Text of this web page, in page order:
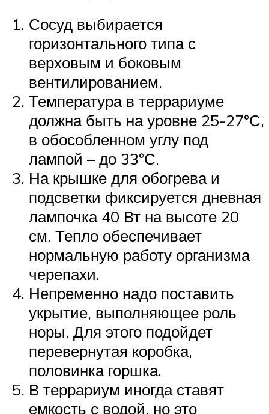
Сосуд выбирается
горизонтального типа с
верховым и боковым
вентилированием.
Температура в террариуме
должна быть на уровне 25-27°С,
в обособленном углу под
лампой – до 33°С.
На крышке для обогрева и
подсветки фиксируется дневная
лампочка 40 Вт на высоте 20
см. Тепло обеспечивает
нормальную работу организма
черепахи.
Непременно надо поставить
укрытие, выполняющее роль
норы. Для этого подойдет
перевернутая коробка,
половинка горшка.
В террариум иногда ставят
емкость с водой, но это